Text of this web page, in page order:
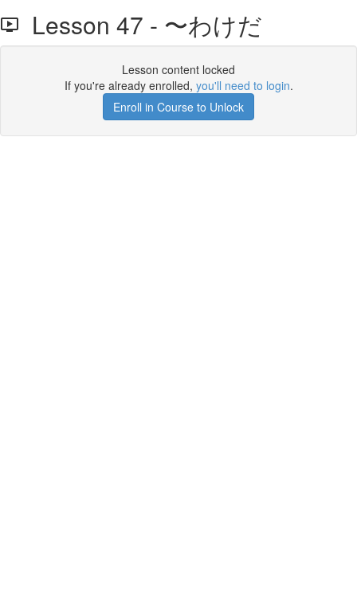
Lesson 47 - 〜わけだ
Lesson content locked
If you're already enrolled, you'll need to login.
Enroll in Course to Unlock